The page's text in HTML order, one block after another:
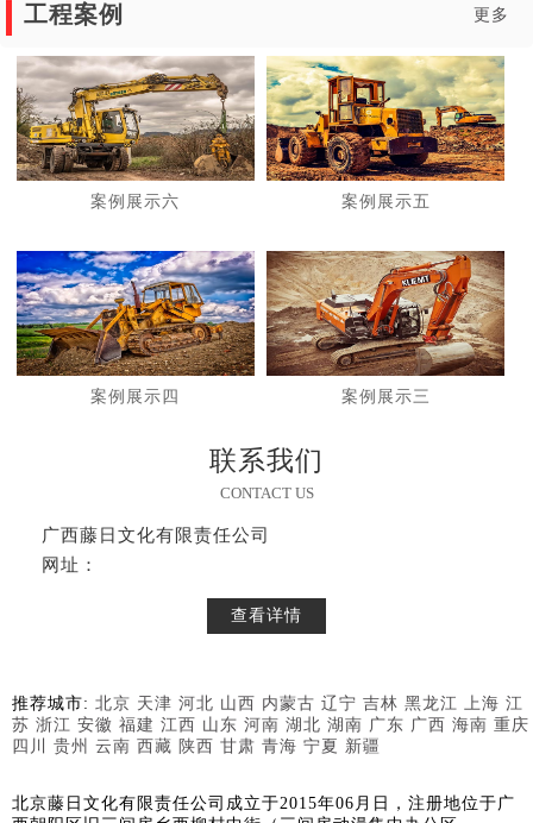
工程案例 更多
案例展示六 案例展示五
案例展示四 案例展示三
联系我们
CONTACT US
广西藤日文化有限责任公司
网址：
查看详情
推荐城市: 北京 天津 河北 山西 内蒙古 辽宁 吉林 黑龙江 上海 江
苏 浙江 安徽 福建 江西 山东 河南 湖北 湖南 广东 广西 海南 重庆
四川
贵州 云南 西藏 陕西 甘肃 青海 宁夏 新疆
北京藤日文化有限责任公司成立于2015年06月日，注册地位于广